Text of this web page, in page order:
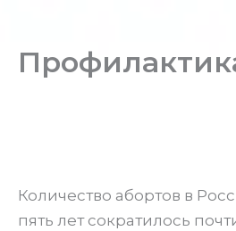
Количество абортов в
пять лет сократилось